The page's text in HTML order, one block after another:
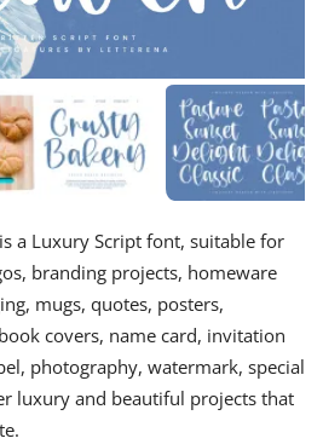
is a Luxury Script font, suitable for
branding projects, homeware
mugs, quotes, posters,
covers, name card, invitation
photography, watermark, special
luxury and beautiful projects that